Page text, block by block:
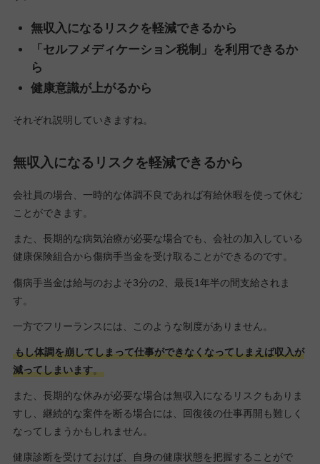
無収入になるリスクを軽減できるから
「セルフメディケーション税制」を利用できるか
ら
健康意識が上がるから
それぞれ説明していきますね。
無収入になるリスクを軽減できるから
会社員の場合、一時的な体調不良であれば有給休暇を使って休む
ことができます。
また、長期的な病気治療が必要な場合でも、会社の加入している
健康保険組合から傷病手当金を受け取ることができるのです。
傷病手当金は給与のおよそ3分の2、最長1年半の間支給されま
す。
一方でフリーランスには、このような制度がありません。
もし体調を崩してしまって仕事ができなくなってしまえば収入が
減ってしまいます。
また、長期的な休みが必要な場合は無収入になるリスクもありま
すし、継続的な案件を断る場合には、回復後の仕事再開も難しく
なってしまうかもしれません。
健康診断を受けておけば、自身の健康状態を把握することがで